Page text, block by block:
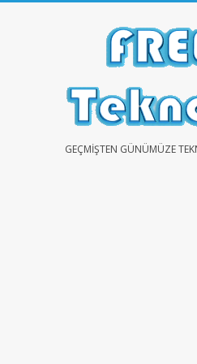
FREEGEÇMIŞTEN GÜNÜMÜZE